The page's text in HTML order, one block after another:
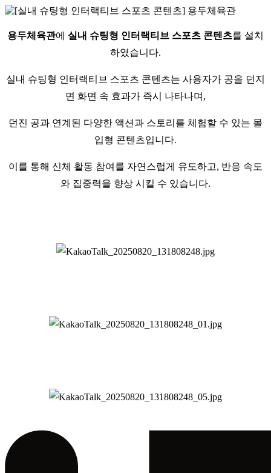
용두체육관에 실내 슈팅형 인터랙티브 스포츠 콘텐츠를 설치
하였습니다.
실내 슈팅형 인터랙티브 스포츠 콘텐츠는 사용자가 공을 던지
면 화면 속 효과가 즉시 나타나며,
던진 공과 연계된 다양한 액션과 스토리를 체험할 수 있는 몰
입형 콘텐츠입니다.
이를 통해 신체 활동 참여를 자연스럽게 유도하고, 반응 속도
와 집중력을 향상 시킬 수 있습니다.